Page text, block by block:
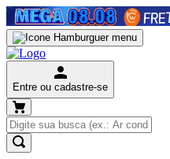
Entre ou cadastre-se